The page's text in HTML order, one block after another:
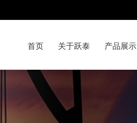
首页 关于跃泰 产品展示